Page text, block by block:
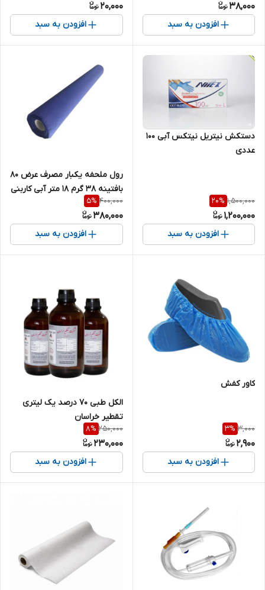
38,000
افزودن به سبد
20,000
افزودن به سبد
دستکش نیتریل نیتکس آبی 100
عددی
1,500,000
20%
1,200,000
افزودن به سبد
رول ملحفه یکبار مصرف عرض 80
بافتینه 38 گرم 18 متر آبی کاربنی
400,000
5%
380,000
افزودن به سبد
کاور کفش
3,000
3%
2,900
افزودن به سبد
الکل طبی 70 درصد یک لیتری
تقطیر خراسان
250,000
8%
230,000
افزودن به سبد